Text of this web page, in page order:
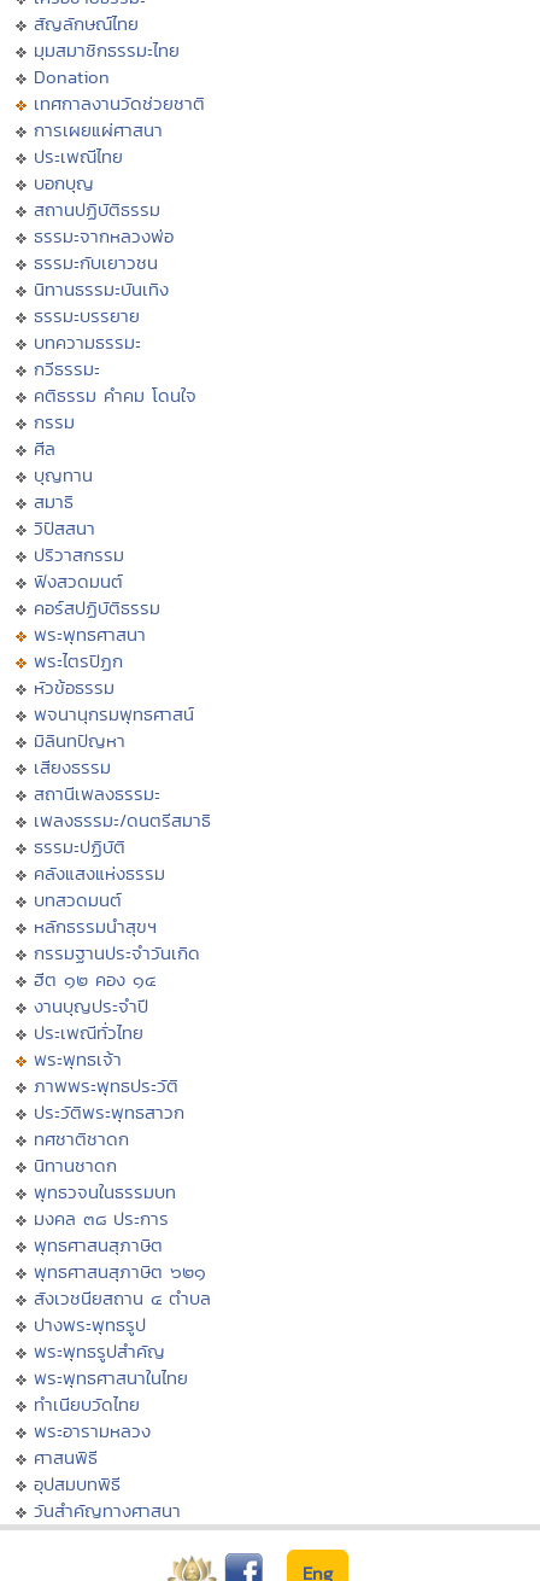
สัญลักษณ์ไทย
มุมสมาชิกธรรมะไทย
Donation
เทศกาลงานวัดช่วยชาติ
การเผยแผ่ศาสนา
ประเพณีไทย
บอกบุญ
สถานปฏิบัติธรรม
ธรรมะจากหลวงพ่อ
ธรรมะกับเยาวชน
นิทานธรรมะบันเทิง
ธรรมะบรรยาย
บทความธรรมะ
กวีธรรมะ
คติธรรม คำคม โดนใจ
กรรม
ศีล
บุญทาน
สมาธิ
วิปัสสนา
ปริวาสกรรม
ฟังสวดมนต์
คอร์สปฏิบัติธรรม
พระพุทธศาสนา
พระไตรปิฏก
หัวข้อธรรม
พจนานุกรมพุทธศาสน์
มิลินทปัญหา
เสียงธรรม
สถานีเพลงธรรมะ
เพลงธรรมะ/ดนตรีสมาธิ
ธรรมะปฏิบัติ
คลังแสงแห่งธรรม
บทสวดมนต์
หลักธรรมนำสุขฯ
กรรมฐานประจำวันเกิด
ฮีต ๑๒ คอง ๑๔
งานบุญประจำปี
ประเพณีทั่วไทย
พระพุทธเจ้า
ภาพพระพุทธประวัติ
ประวัติพระพุทธสาวก
ทศชาติชาดก
นิทานชาดก
พุทธวจนในธรรมบท
มงคล ๓๘ ประการ
พุทธศาสนสุภาษิต
พุทธศาสนสุภาษิต ๖๒๑
สังเวชนียสถาน ๔ ตำบล
ปางพระพุทธรูป
พระพุทธรูปสำคัญ
พระพุทธศาสนาในไทย
ทำเนียบวัดไทย
พระอารามหลวง
ศาสนพิธี
อุปสมบทพิธี
วันสำคัญทางศาสนา
Eng